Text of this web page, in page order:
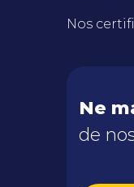
Nos
Ne
de